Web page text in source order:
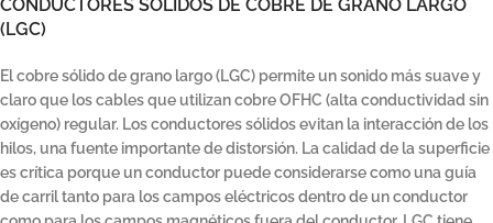
CONDUCTORES SÓLIDOS DE COBRE DE GRANO LARGO
(LGC)
El cobre sólido de grano largo (LGC) permite un sonido más suave y
claro que los cables que utilizan cobre OFHC (alta conductividad sin
oxígeno) regular. Los conductores sólidos evitan la interacción de los
hilos, una fuente importante de distorsión. La calidad de la superficie
es crítica porque un conductor puede considerarse como una guía
de carril tanto para los campos eléctricos dentro de un conductor